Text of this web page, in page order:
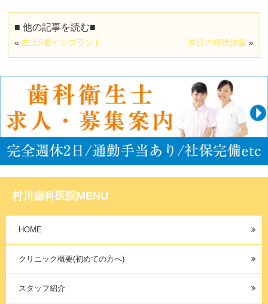
■ 他の記事を読む■
«左上5番インプラント 本日の埋伏抜歯»
村川歯科医院MENU
HOME
クリニック概要(初めての方へ)
スタッフ紹介